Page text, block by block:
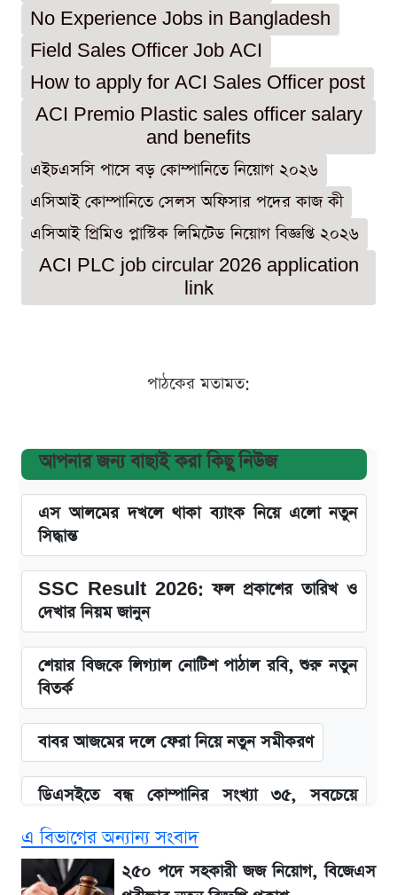
No Experience Jobs in Bangladesh
Field Sales Officer Job ACI
How to apply for ACI Sales Officer post
ACI Premio Plastic sales officer salary
and benefits
এইচএসসি পাসে বড় কোম্পানিতে নিয়োগ ২০২৬
এসিআই কোম্পানিতে সেলস অফিসার পদের কাজ কী
এসিআই প্রিমিও প্লাস্টিক লিমিটেড নিয়োগ বিজ্ঞপ্তি ২০২৬
ACI PLC job circular 2026 application
link
পাঠকের মতামত:
আপনার জন্য বাছাই করা কিছু নিউজ
এস আলমের দখলে থাকা ব্যাংক নিয়ে এলো নতুন
সিদ্ধান্ত
SSC Result 2026: ফল প্রকাশের তারিখ ও
দেখার নিয়ম জানুন
শেয়ার বিজকে লিগ্যাল নোটিশ পাঠাল রবি, শুরু নতুন
বিতর্ক
বাবর আজমের দলে ফেরা নিয়ে নতুন সমীকরণ
ডিএসইতে বন্ধ কোম্পানির সংখ্যা ৩৫, সবচেয়ে
Snapdragon 8 Gen 3 ফোনে নতুন চমক,
এ বিভাগের অন্যান্য সংবাদ
২৫০ পদে সহকারী জজ নিয়োগ, বিজেএস